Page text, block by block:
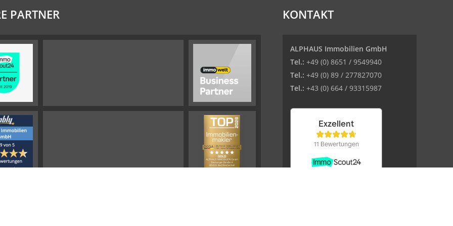
PARTNER KONTAKT
ALPHAUS Immobilien GmbH
Tel.: +49 (0) 8651 / 9549940
Tel.: +49 (0) 89 / 277827070
Tel.: +43 (0) 664 / 93315987